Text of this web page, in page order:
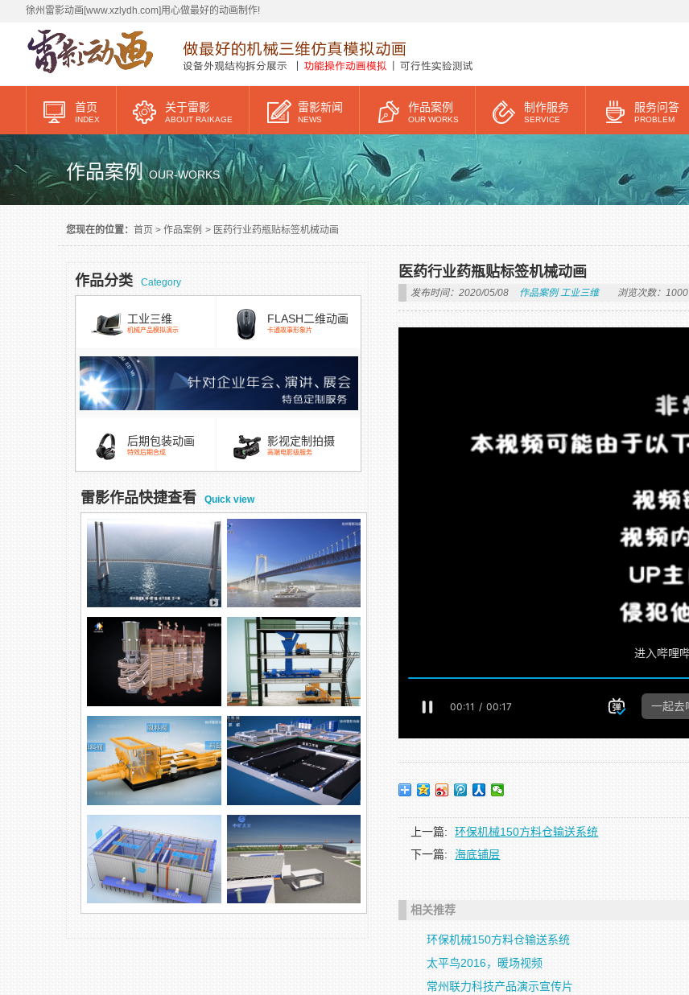
徐州雷影动画[www.xzlydh.com]用心做最好的动画制作!
首页
INDEX
关于雷影
ABOUT RAIKAGE
雷影新闻
NEWS
作品案例
OUR WORKS
制作服务
SERVICE
服务问答
PROBLEM
作品案例OUR-WORKS
您现在的位置： 首页 > 作品案例 > 医药行业药瓶贴标签机械动画
作品分类 Category
工业三维
机械产品模拟演示
FLASH二维动画
卡通故事形象片
后期包装动画
特效后期合成
影视定制拍摄
高端电影级服务
雷影作品快捷查看 Quick view
跨海大桥混凝土涂装方案，防
五峰山长江大桥除湿演示动画
徐州变压器模型展示 三维设备
拆分动画
浓浆泵业废物处理
柱塞泵环保产品 自动化科技，煤矿领域
医药行业药瓶贴标签机械动画
发布时间：2020/05/08 作品案例 工业三维 浏览次数：1000
上一篇:
环保机械150方料仓输送系统
下一篇:
海底铺层
相关推荐
环保机械150方料仓输送系统
太平鸟2016，暖场视频
常州联力科技产品演示宣传片